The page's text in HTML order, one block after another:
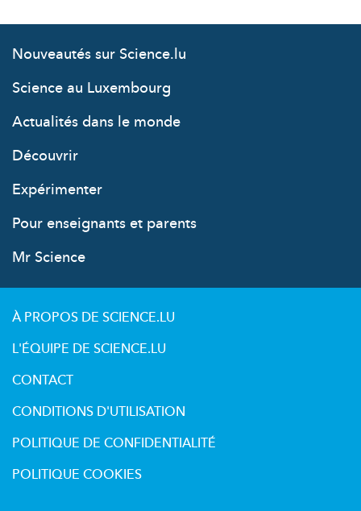
Nouveautés sur Science.lu
Science au Luxembourg
Actualités dans le monde
Découvrir
Expérimenter
Pour enseignants et parents
Mr Science
À PROPOS DE SCIENCE.LU
L'ÉQUIPE DE SCIENCE.LU
CONTACT
CONDITIONS D'UTILISATION
POLITIQUE DE CONFIDENTIALITÉ
POLITIQUE COOKIES